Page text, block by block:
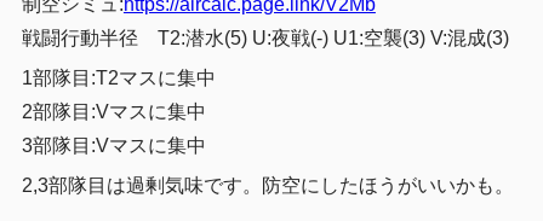
制空シミュ:https://aircalc.page.link/V2Mb
戦闘行動半径 T2:潜水(5) U:夜戦(-) U1:空襲(3) V:混成(3)
1部隊目:T2マスに集中
2部隊目:Vマスに集中
3部隊目:Vマスに集中
2,3部隊目は過剰気味です。防空にしたほうがいいかも。